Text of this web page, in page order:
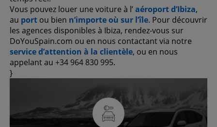
Vous pouvez louer une voiture à l’aéroport d’Ibiza,
au port ou bien n’importe où sur l’île. Pour découvrir
les agences disponibles à Ibiza, rendez-vous sur
DoYouSpain.com ou en nous contactant via notre
service d’attention à la clientèle, ou en nous
appelant au +34 964 830 995.
}